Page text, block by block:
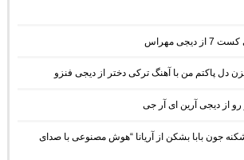
مهراس
دل پاکتم من با آهنگ ترکی دختر از دیجی فنزو
رو از دیجی آرین ای آر جی
جون بابا بشکن از آریانا “هوش مصنوعی با صدای